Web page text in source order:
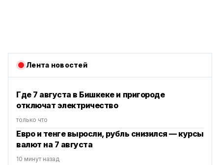
Лента новостей
Где 7 августа в Бишкеке и пригороде
отключат электричество
только что
Евро и тенге выросли, рубль снизился — курсы
валют на 7 августа
10 минут назад